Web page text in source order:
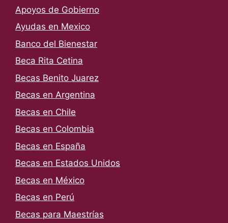
Apoyos de Gobierno
Ayudas en Mexico
Banco del Bienestar
Beca Rita Cetina
Becas Benito Juarez
Becas en Argentina
Becas en Chile
Becas en Colombia
Becas en España
Becas en Estados Unidos
Becas en México
Becas en Perú
Becas para Maestrías